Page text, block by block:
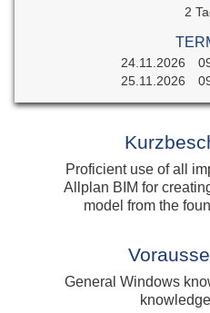
2
24.11.2026
25.11.2026
Proficient use of all
Allplan BIM for
model from the
General Windows